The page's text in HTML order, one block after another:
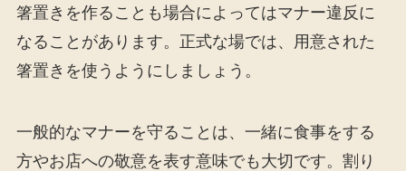
箸置きを作ることも場合によってはマナー違反に
なることがあります。正式な場では、用意された
箸置きを使うようにしましょう。
一般的なマナーを守ることは、一緒に食事をする
方やお店への敬意を表す意味でも大切です。割り